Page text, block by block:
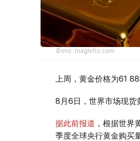
Фото: magnific.com
上周，黄金价格为61
8月6日，世界市场现货
据此前报道 ，根据世
季度全球央行黄金购买